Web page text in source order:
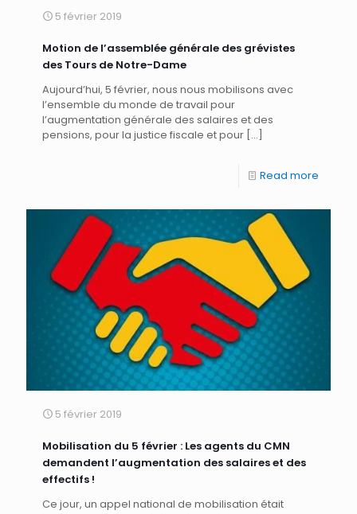
5 février 2019
Motion de l’assemblée générale des grévistes
des Tours de Notre-Dame
Aujourd’hui, 5 février, nous nous mobilisons avec
l’ensemble du monde de travail pour
l’augmentation générale des salaires et des
pensions, pour la justice fiscale et pour […]
Read more
5 février 2019
Mobilisation du 5 février : Les agents du CMN
demandent l’augmentation des salaires et des
effectifs !
Ce jour, un appel national de mobilisation était